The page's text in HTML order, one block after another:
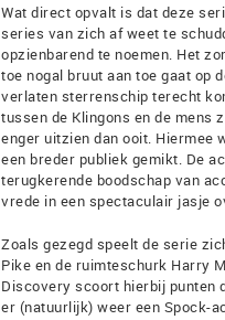
Wat direct opvalt is dat deze
series van zich af weet te
opzienbarend te noemen. Het
toe nogal bruut aan toe gaat op
verlaten sterrenschip terecht
tussen de Klingons en de mens
enger uitzien dan ooit. Hiermee
een breder publiek gemikt. De
terugkerende boodschap van
vrede in een spectaculair jasje
Zoals gezegd speelt de serie
Pike en de ruimteschurk Harry
Discovery scoort hierbij punten
er (natuurlijk) weer een Spock-